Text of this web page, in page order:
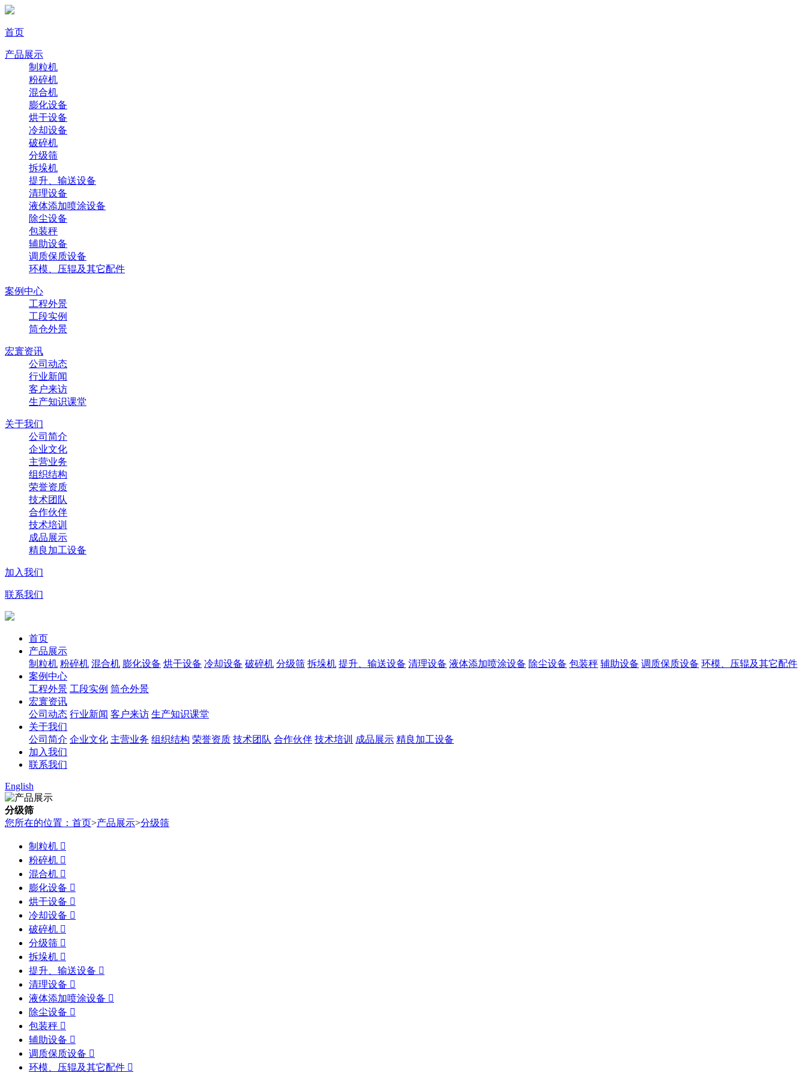
首页
产品展示
制粒机
粉碎机
混合机
膨化设备
烘干设备
冷却设备
破碎机
分级筛
拆垛机
提升、输送设备
清理设备
液体添加喷涂设备
除尘设备
包装秤
辅助设备
调质保质设备
环模、压辊及其它配件
案例中心
工程外景
工段实例
筒仓外景
宏寰资讯
公司动态
行业新闻
客户来访
生产知识课堂
关于我们
公司简介
企业文化
主营业务
组织结构
荣誉资质
技术团队
合作伙伴
技术培训
成品展示
精良加工设备
加入我们
联系我们
首页
产品展示
制粒机 粉碎机 混合机 膨化设备 烘干设备 冷却设备 破碎机 分级筛 拆垛机 提升、输送设备 清理设备 液体添加喷涂设备 除尘设备 包装秤 辅助设备 调质保质设备 环模、压辊及其它配件
案例中心
工程外景 工段实例 筒仓外景
宏寰资讯
公司动态 行业新闻 客户来访 生产知识课堂
关于我们
公司简介 企业文化 主营业务 组织结构 荣誉资质 技术团队 合作伙伴 技术培训 成品展示 精良加工设备
加入我们
联系我们
English
分级筛
您所在的位置：首页>产品展示>分级筛
制粒机 
粉碎机 
混合机 
膨化设备 
烘干设备 
冷却设备 
破碎机 
分级筛 
拆垛机 
提升、输送设备 
清理设备 
液体添加喷涂设备 
除尘设备 
包装秤 
辅助设备 
调质保质设备 
环模、压辊及其它配件 